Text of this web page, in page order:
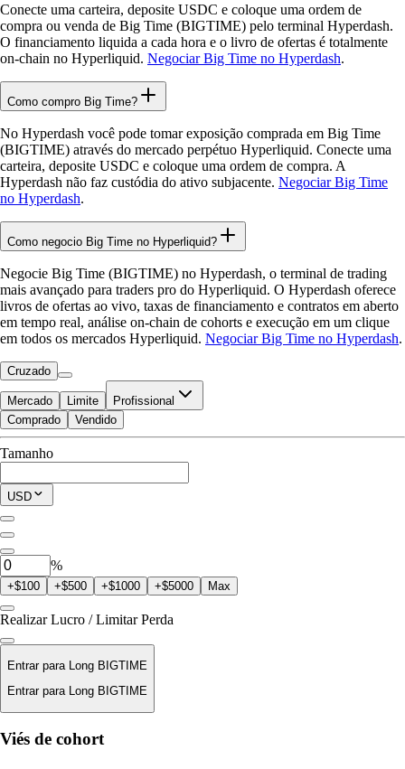
Conecte uma carteira, deposite USDC e coloque uma ordem de
compra ou venda de Big Time (BIGTIME) pelo terminal Hyperdash.
O financiamento liquida a cada hora e o livro de ofertas é totalmente
on-chain no Hyperliquid. Negociar Big Time no Hyperdash.
Como compro Big Time?
No Hyperdash você pode tomar exposição comprada em Big Time
(BIGTIME) através do mercado perpétuo Hyperliquid. Conecte uma
carteira, deposite USDC e coloque uma ordem de compra. A
Hyperdash não faz custódia do ativo subjacente. Negociar Big Time
no Hyperdash.
Como negocio Big Time no Hyperliquid?
Negocie Big Time (BIGTIME) no Hyperdash, o terminal de trading
mais avançado para traders pro do Hyperliquid. O Hyperdash oferece
livros de ofertas ao vivo, taxas de financiamento e contratos em aberto
em tempo real, análise on-chain de cohorts e execução em um clique
em todos os mercados Hyperliquid. Negociar Big Time no Hyperdash.
Cruzado
Mercado Limite Profissional
Disponível para Negociar
$0.00
Posição Atual
0 BIGTIME
Comprado Vendido
Tamanho
USD
%
+$100 +$500 +$1000 +$5000 Max
Realizar Lucro / Limitar Perda
Entrar para Long BIGTIME
Entrar para Long BIGTIME
Preço de Liquidação
Viés de cohort